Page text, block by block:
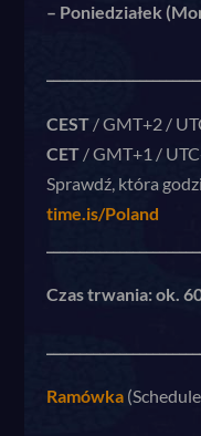
– Poniedziałek
CEST / GMT+2 /
CET / GMT+1 /
Sprawdź, która
time.is/Poland
Czas trwania: ok.
Ramówka